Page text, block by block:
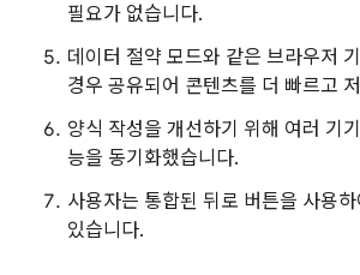
필요가 없습니다.
데이터 절약 모드와 같은 브라우저
경우 공유되어 콘텐츠를 더 빠르고
양식 작성을 개선하기 위해 여러 기
능을 동기화했습니다.
사용자는 통합된 뒤로 버튼을 사용
있습니다.